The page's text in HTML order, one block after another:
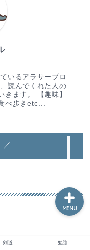
いるアラサーブロ
読んでくれた人の
きます。 【趣味】
べ歩きetc...
／
剣道 勉強
MENU
問い合わせ